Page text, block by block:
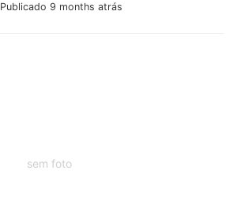
Publicado 9 months atrás
sem foto